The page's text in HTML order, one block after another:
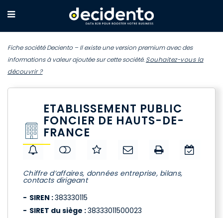
Fiche société Deciento – Il existe une version premium avec des
informations à valeur ajoutée sur cette société. Souhaitez-vous la
découvrir ?
ETABLISSEMENT PUBLIC
FONCIER DE HAUTS-DE-
FRANCE
Chiffre d’affaires, données entreprise, bilans,
contacts dirigeant
SIREN :383330115
SIRET du siège :38333011500023